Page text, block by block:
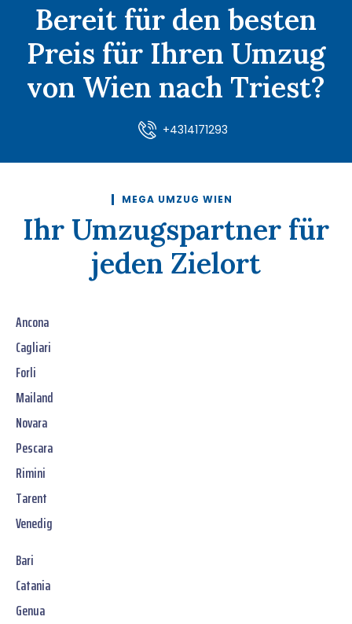
Bereit für den besten
Preis für Ihren Umzug
von Wien nach Triest?
+4314171293
MEGA UMZUG WIEN
Ihr Umzugspartner für
jeden Zielort
Ancona
Cagliari
Forli
Mailand
Novara
Pescara
Rimini
Tarent
Venedig
Bari
Catania
Genua